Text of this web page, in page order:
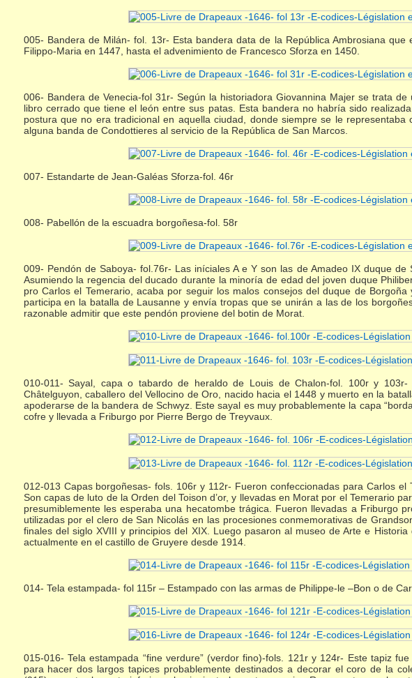
005- Bandera de Milán- fol. 13r- Esta bandera data de la República Ambrosiana que
Filippo-Maria en 1447, hasta el advenimiento de Francesco Sforza en 1450.
006- Bandera de Venecia-fol 31r- Según la historiadora Giovannina Majer se trata
libro cerrado que tiene el león entre sus patas. Esta bandera no habría sido
postura que no era tradicional en aquella ciudad, donde siempre se le
alguna banda de Condottieres al servicio de la República de San Marcos.
007- Estandarte de Jean-Galéas Sforza-fol. 46r
008- Pabellón de la escuadra borgoñesa-fol. 58r
009- Pendón de Saboya- fol.76r- Las iníciales A e Y son las de Amadeo IX duque de
Asumiendo la regencia del ducado durante la minoría de edad del joven duque
pro Carlos el Temerario, acaba por seguir los malos consejos del duque de
participa en la batalla de Lausanne y envía tropas que se unirán a las de los
razonable admitir que este pendón proviene del botin de Morat.
010-011- Sayal, capa o tabardo de heraldo de Louis de Chalon-fol. 100r y
Châtelguyon, caballero del Vellocino de Oro, nacido hacia el 1448 y muerto en la
apoderarse de la bandera de Schwyz. Este sayal es muy probablemente la capa
cofre y llevada a Friburgo por Pierre Bergo de Treyvaux.
012-013 Capas borgoñesas- fols. 106r y 112r- Fueron confeccionadas para Carlos el
Son capas de luto de la Orden del Toison d’or, y llevadas en Morat por el Temerario
presumiblemente les esperaba una hecatombe trágica. Fueron llevadas a Friburgo
utilizadas por el clero de San Nicolás en las procesiones conmemorativas de
finales del siglo XVIII y principios del XIX. Luego pasaron al museo de Arte e
actualmente en el castillo de Gruyere desde 1914.
014- Tela estampada- fol 115r – Estampado con las armas de Philippe-le –Bon o de
015-016- Tela estampada “fine verdure” (verdor fino)-fols. 121r y 124r- Este tapiz
para hacer dos largos tapices probablemente destinados a decorar el coro de la